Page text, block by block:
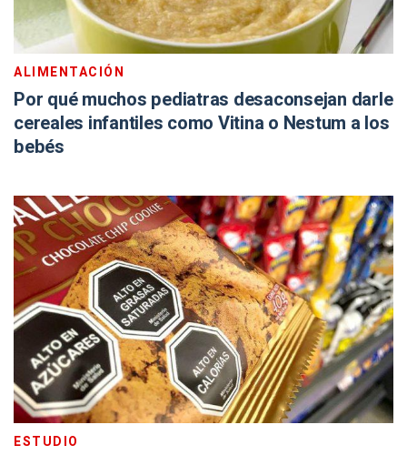
ALIMENTACIÓN
Por qué muchos pediatras desaconsejan darle
cereales infantiles como Vitina o Nestum a los
bebés
ESTUDIO